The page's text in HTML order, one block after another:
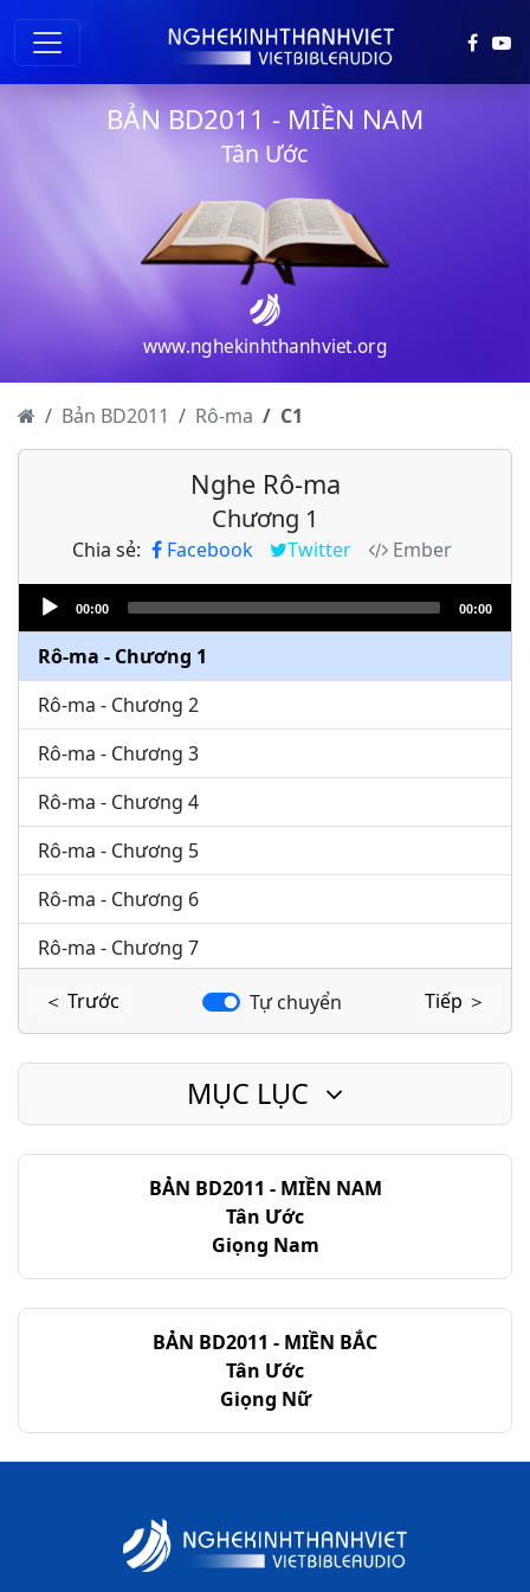
BẢN BD2011 - MIỀN NAM
Tân Ước
www.nghekinhthanhviet.org
Bản BD2011 Rô-ma C1
Nghe Rô-ma
Chương 1
Chia sẻ: Facebook Twitter
Ember
Audio
Player
00:00 00:00
Rô-ma - Chương 1
Rô-ma - Chương 2
Rô-ma - Chương 3
Rô-ma - Chương 4
Rô-ma - Chương 5
Rô-ma - Chương 6
Rô-ma - Chương 7
Rô-ma - Chương 8
Rô-ma - Chương 10
Rô-ma - Chương 12
Rô-ma - Chương 14
Rô-ma - Chương 15
＜ Trước Tự chuyển Tiếp ＞
BẢN BD2011 - MIỀN NAM
Tân Ước
Giọng Nam
BẢN BD2011 - MIỀN BẮC
Tân Ước
Giọng Nữ
MỤC LỤC